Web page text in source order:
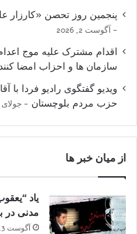
پنجمین روز تحصن «کارزار
آگوست 2, 2026
اقدام مشترک علیه موج
سازمان ها و احزاب امضا
ویدیو گفتگوی رادیو فردا
حزب مردم بلوچستان
جولای 28, 2026
از میان خبر ها
یاد
مدنی در
آگوست 3, 2026